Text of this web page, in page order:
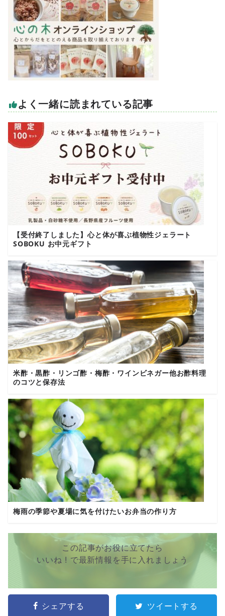
よく一緒に読まれている記事
【受付終了しました】心と体が喜ぶ植物性ジェラート
SOBOKU お中元ギフト
米酢・黒酢・リンゴ酢・梅酢・ワインビネガー他お酢料理
のコツと保存法
梅雨の季節や夏場に気を付けたいお弁当の作り方
この記事がお役に立てたら
いいね ! で最新情報を手に入れましょう
シェアする ツイートする